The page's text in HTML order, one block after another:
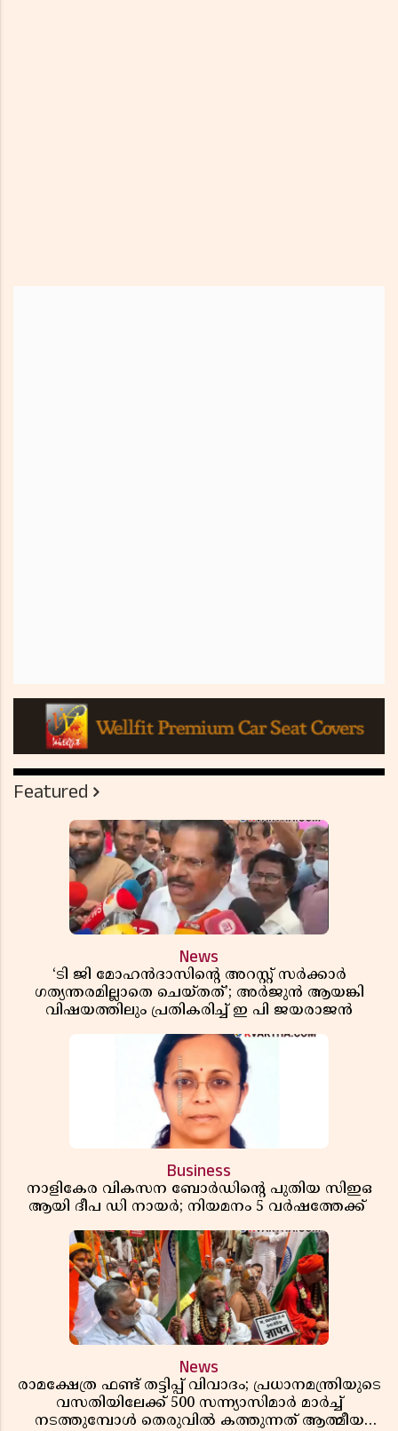
Featured
News
‘ടി ജി മോഹൻദാസിൻ്റെ അറസ്റ്റ് സർക്കാർ
ഗത്യന്തരമില്ലാതെ ചെയ്തത്’; അർജുൻ ആയങ്കി
വിഷയത്തിലും പ്രതികരിച്ച് ഇ പി ജയരാജൻ
Business
നാളികേര വികസന ബോർഡിൻ്റെ പുതിയ സിഇഒ
ആയി ദീപ ഡി നായർ; നിയമനം 5 വർഷത്തേക്ക് ​​​​​​​
News
രാമക്ഷേത്ര ഫണ്ട് തട്ടിപ്പ് വിവാദം; പ്രധാനമന്ത്രിയുടെ
വസതിയിലേക്ക് 500 സന്ന്യാസിമാർ മാർച്ച്
നടത്തുമ്പോൾ തെരുവിൽ കത്തുന്നത് ആത്മീയ